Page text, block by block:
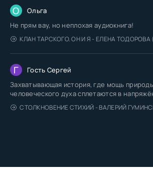
О Ольга
Не прям вау, но неплохая аудиокнига!
КЛАН ТАРСКОГО. ОН И Я - ЕЛЕНА ТОДОРОВА
Г Гость Сергей
Захватывающая история, где мощь
человеческого духа сплетаются в
СТОЛКНОВЕНИЕ СТИХИЙ - ВАЛЕРИЙ